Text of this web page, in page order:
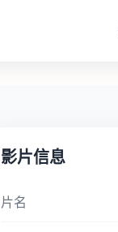
影片信息
片名